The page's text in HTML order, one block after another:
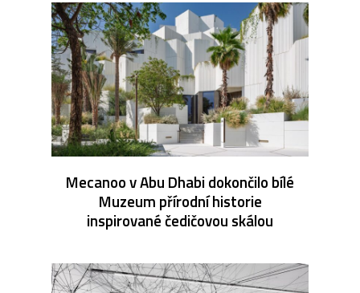
Mecanoo v Abu Dhabi dokončilo bílé
Muzeum přírodní historie
inspirované čedičovou skálou